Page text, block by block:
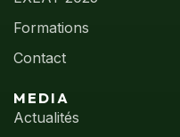
Formations
Contact
MEDIA
Actualités